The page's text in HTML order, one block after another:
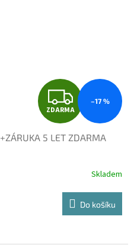
Z
D
A
M
A
ZDARMA
–17 %
+ZÁRUKA 5 LET ZDARMA
Skladem
Do košíku